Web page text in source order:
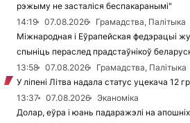
рэжыму не засталіся беспакаранымі"
14:19
07.08.2026
Грамадства, Палітыка
Міжнародная і Еўрапейская федэрацыі
спыніць пераслед прадстаўнікоў
13:58
07.08.2026
Грамадства, Палітыка
У ліпені Літва надала статус уцекача 12
13:37
07.08.2026
Эканоміка
Долар, еўра і юань падаражэлі на